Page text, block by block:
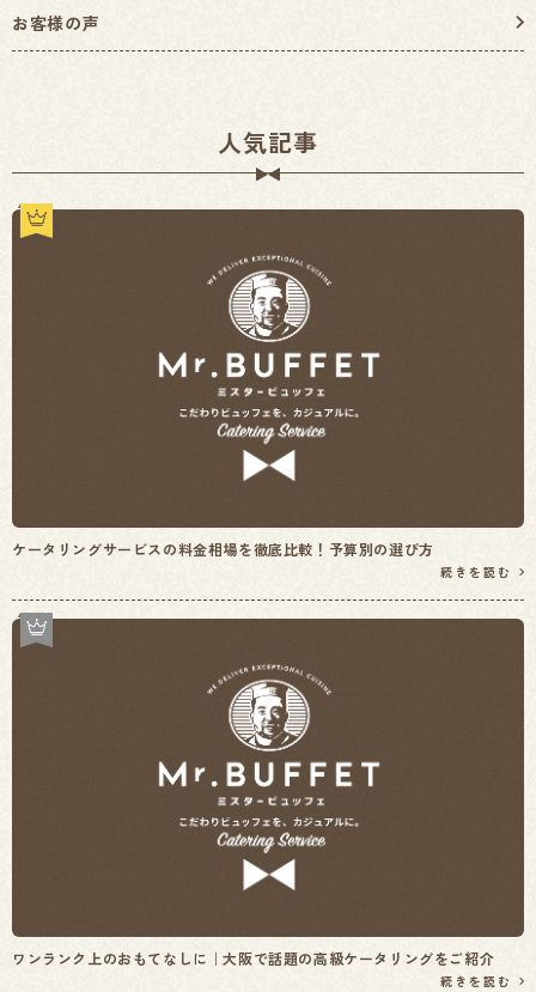
お客様の声
人気記事
ケータリングサービスの料金相場を徹底比較！予算別の選び方
続きを読む
ワンランク上のおもてなしに｜大阪で話題の高級ケータリングをご紹介
続きを読む